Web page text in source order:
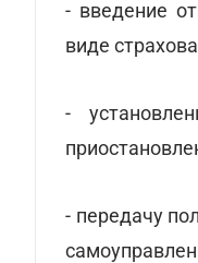
- введение
виде
-
- передачу